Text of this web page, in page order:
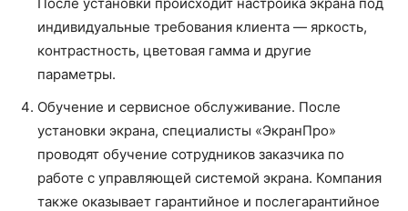
индивидуальные требования клиента — яркость,
контрастность, цветовая гамма и другие
параметры.
Обучение и сервисное обслуживание. После
установки экрана, специалисты «ЭкранПро»
проводят обучение сотрудников заказчика по
работе с управляющей системой экрана. Компания
также оказывает гарантийное и послегарантийное